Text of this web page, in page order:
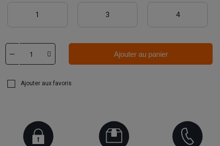
1 3 4
Ajouter au panier
Ajouter aux favoris